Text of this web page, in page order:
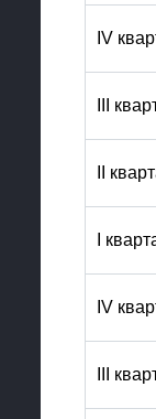
IV
III
II
I
IV
III